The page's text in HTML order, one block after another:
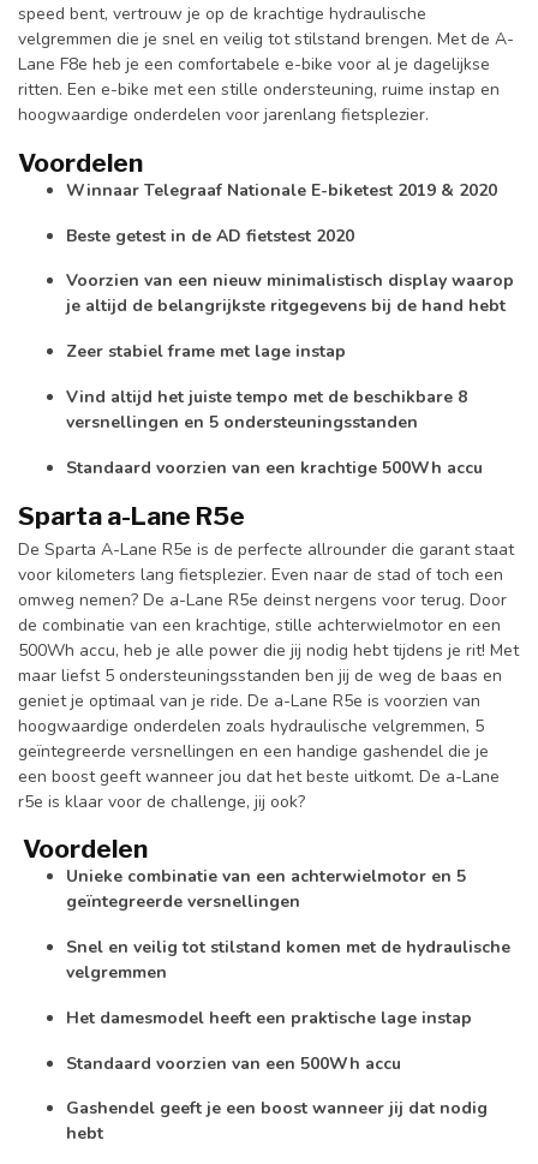
speed bent, vertrouw je op de krachtige hydraulische
velgremmen die je snel en veilig tot stilstand brengen. Met de A-
Lane F8e heb je een comfortabele e-bike voor al je dagelijkse
ritten. Een e-bike met een stille ondersteuning, ruime instap en
hoogwaardige onderdelen voor jarenlang fietsplezier.
Voordelen
Winnaar Telegraaf Nationale E-biketest 2019 & 2020
Beste getest in de AD fietstest 2020
Voorzien van een nieuw minimalistisch display waarop
je altijd de belangrijkste ritgegevens bij de hand hebt
Zeer stabiel frame met lage instap
Vind altijd het juiste tempo met de beschikbare 8
versnellingen en 5 ondersteuningsstanden
Standaard voorzien van een krachtige 500Wh accu
Sparta a-Lane R5e
De Sparta A-Lane R5e is de perfecte allrounder die garant staat
voor kilometers lang fietsplezier. Even naar de stad of toch een
omweg nemen? De a-Lane R5e deinst nergens voor terug. Door
de combinatie van een krachtige, stille achterwielmotor en een
500Wh accu, heb je alle power die jij nodig hebt tijdens je rit! Met
maar liefst 5 ondersteuningsstanden ben jij de weg de baas en
geniet je optimaal van je ride. De a-Lane R5e is voorzien van
hoogwaardige onderdelen zoals hydraulische velgremmen, 5
geïntegreerde versnellingen en een handige gashendel die je
een boost geeft wanneer jou dat het beste uitkomt. De a-Lane
r5e is klaar voor de challenge, jij ook?
Voordelen
Unieke combinatie van een achterwielmotor en 5
geïntegreerde versnellingen
Snel en veilig tot stilstand komen met de hydraulische
velgremmen
Het damesmodel heeft een praktische lage instap
Standaard voorzien van een 500Wh accu
Gashendel geeft je een boost wanneer jij dat nodig
hebt